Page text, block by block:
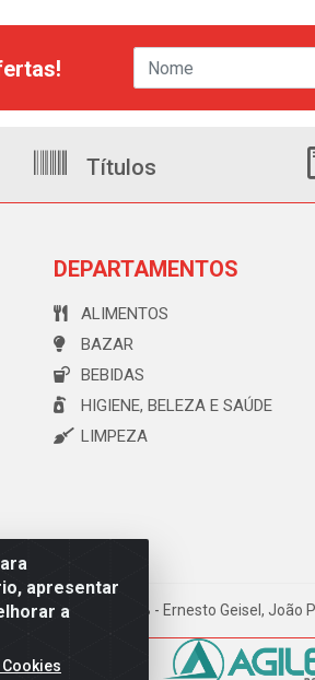
apresentar
a
Títulos
DEPARTAMENTOS
ALIMENTOS
BAZAR
BEBIDAS
HIGIENE, BELEZA E SAÚDE
LIMPEZA
173 Galpão B - Ernesto Geisel, João